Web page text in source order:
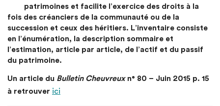
patrimoines et facilite l’exercice des droits à la
fois des créanciers de la communauté ou de la
succession et ceux des héritiers. L’inventaire consiste
en l’énumération, la description sommaire et
l’estimation, article par article, de l’actif et du passif
du patrimoine.
Un article du Bulletin Cheuvreuxn° 80 – Juin 2015 p. 15
à retrouver ici